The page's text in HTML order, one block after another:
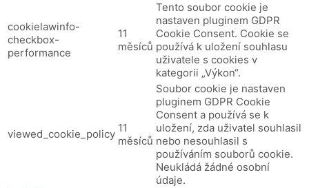
cookielawinfo-
checkbox-
performance
11
měsíců
Tento soubor cookie je
nastaven pluginem GDPR
Cookie Consent. Cookie se
používá k uložení souhlasu
uživatele s cookies v
kategorii „Výkon“.
viewed_cookie_policy 11
měsíců
Soubor cookie je nastaven
pluginem GDPR Cookie
Consent a používá se k
uložení, zda uživatel souhlasil
nebo nesouhlasil s
používáním souborů cookie.
Neukládá žádné osobní
údaje.